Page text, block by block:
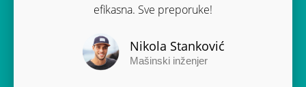
efikasna. Sve preporuke!
Nikola Stanković
Mašinski inženjer